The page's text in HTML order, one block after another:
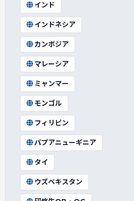
インド
インドネシア
カンボジア
マレーシア
ミャンマー
モンゴル
フィリピン
パプアニューギニア
タイ
ウズベキスタン